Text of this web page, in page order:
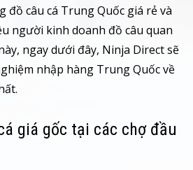
đồ câu cá Trung Quốc giá rẻ và
người kinh doanh đồ câu quan
ngay dưới đây, Ninja Direct sẽ
nhập hàng Trung Quốc về
giá gốc tại các chợ đầu